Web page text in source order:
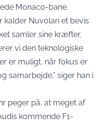
Monaco-bane.
kalder Nuvolari et bevis
samler sine kræfter.
vi den teknologiske
er muligt, når fokus er
samarbejde,” siger han i
peger på, at meget af
kommende F1-